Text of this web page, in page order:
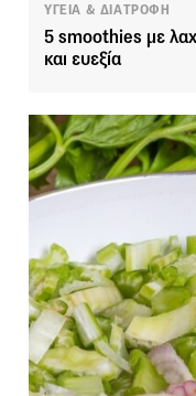
ΥΓΕΙΑ & ΔΙΑΤΡΟΦΗ
5 smoothies με
και ευεξία